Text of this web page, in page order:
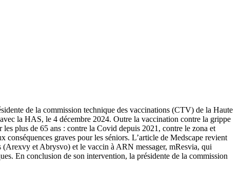
de la commission technique des vaccinations (CTV) de la Haute
la HAS, le 4 décembre 2024. Outre la vaccination contre la grippe
plus de 65 ans : contre la Covid depuis 2021, contre le zona et
graves pour les séniors. L’article de Medscape revient
et Abrysvo) et le vaccin à ARN messager, mResvia, qui
En conclusion de son intervention, la présidente de la commission